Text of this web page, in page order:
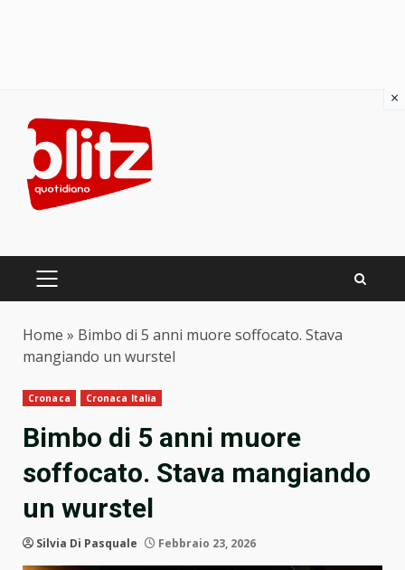
content
PRIMARY
Home » Bimbo di 5 anni muore soffocato. Stava
mangiando un wurstel
Cronaca Cronaca Italia
Bimbo di 5 anni muore
soffocato. Stava mangiando
un wurstel
Silvia Di Pasquale Febbraio 23, 2026
×